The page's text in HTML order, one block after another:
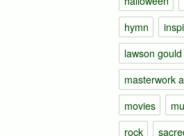
hymn
lawson
masterwork
movies
rock